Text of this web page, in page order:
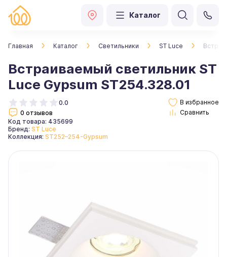
Каталог
Главная Каталог Светильники ST Luce
Встраиваемый светильник ST
Luce Gypsum ST254.328.01
0.0
0 отзывов
Код товара: 435699
Бренд: ST Luce
Коллекция: ST252–254-Gypsum